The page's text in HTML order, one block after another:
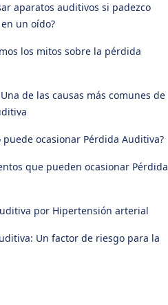
aparatos auditivos si padezco
un oído?
los mitos sobre la pérdida
de las causas más comunes de
puede ocasionar Pérdida Auditiva?
que pueden ocasionar Pérdida
por Hipertensión arterial
Un factor de riesgo para la